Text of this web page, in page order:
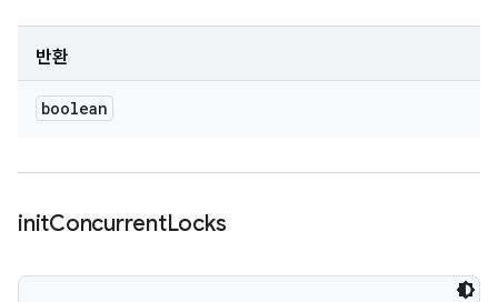
반환
boolean
initConcurrentLocks